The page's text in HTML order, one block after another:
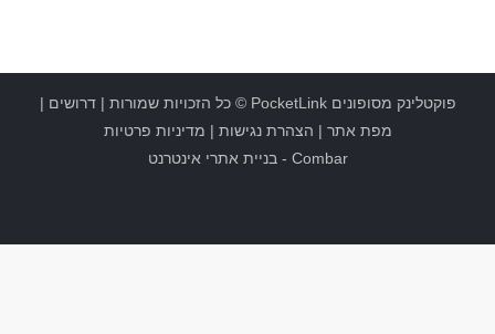
פוקטלינק מסופוניםPocketLink © כל הזכויות שמורות |דרושים |
מפת אתר | הצהרת נגישות | מדיניות פרטיות
Combar
- בניית אתרי אינטרנט